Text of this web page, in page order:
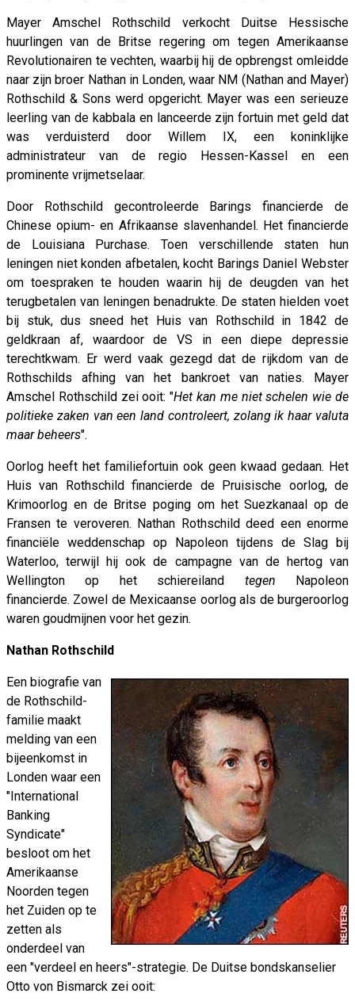
Mayer Amschel Rothschild verkocht Duitse Hessische
huurlingen van de Britse regering om tegen Amerikaanse
Revolutionairen te vechten, waarbij hij de opbrengst omleidde
naar zijn broer Nathan in Londen, waar NM (Nathan and Mayer)
Rothschild & Sons werd opgericht. Mayer was een serieuze
leerling van de kabbala en lanceerde zijn fortuin met geld dat
was verduisterd door Willem IX, een koninklijke
administrateur van de regio Hessen-Kassel en een
prominente vrijmetselaar.
Door Rothschild gecontroleerde Barings financierde de
Chinese opium- en Afrikaanse slavenhandel. Het financierde
de Louisiana Purchase. Toen verschillende staten hun
leningen niet konden afbetalen, kocht Barings Daniel Webster
om toespraken te houden waarin hij de deugden van het
terugbetalen van leningen benadrukte. De staten hielden voet
bij stuk, dus sneed het Huis van Rothschild in 1842 de
geldkraan af, waardoor de VS in een diepe depressie
terechtkwam. Er werd vaak gezegd dat de rijkdom van de
Rothschilds afhing van het bankroet van naties. Mayer
Amschel Rothschild zei ooit: "Het kan me niet schelen wie de
politieke zaken van een land controleert, zolang ik haar valuta
maar beheers".
Oorlog heeft het familiefortuin ook geen kwaad gedaan. Het
Huis van Rothschild financierde de Pruisische oorlog, de
Krimoorlog en de Britse poging om het Suezkanaal op de
Fransen te veroveren. Nathan Rothschild deed een enorme
financiële weddenschap op Napoleon tijdens de Slag bij
Waterloo, terwijl hij ook de campagne van de hertog van
Wellington op het schiereiland tegen Napoleon
financierde. Zowel de Mexicaanse oorlog als de burgeroorlog
waren goudmijnen voor het gezin.
Nathan Rothschild
Een biografie van
de Rothschild-
familie maakt
melding van een
bijeenkomst in
Londen waar een
"International
Banking
Syndicate"
besloot om het
Amerikaanse
Noorden tegen
het Zuiden op te
zetten als
onderdeel van
een "verdeel en heers"-strategie. De Duitse bondskanselier
Otto von Bismarck zei ooit: